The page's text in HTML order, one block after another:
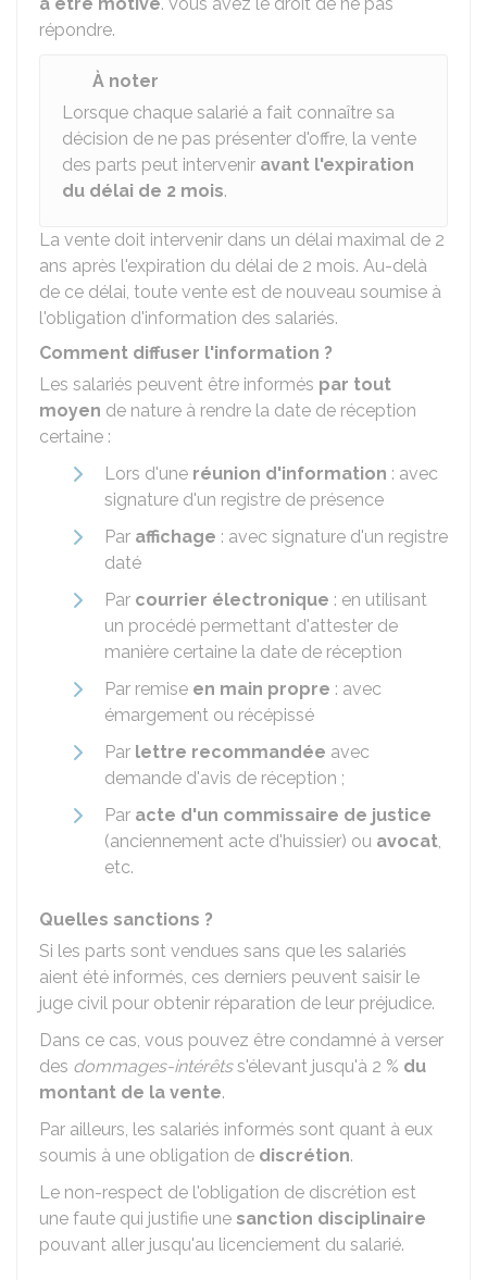
répondre.
À noter
Lorsque chaque salarié a fait connaître sa
décision de ne pas présenter d'offre, la vente
des parts peut intervenir avant l'expiration
du délai de 2 mois.
La vente doit intervenir dans un délai maximal de 2
ans après l'expiration du délai de 2 mois. Au-delà
de ce délai, toute vente est de nouveau soumise à
l'obligation d'information des salariés.
Comment diffuser l'information ?
Les salariés peuvent être informés par tout
moyen de nature à rendre la date de réception
certaine :
Lors d'une réunion d'information : avec
signature d'un registre de présence
Par affichage : avec signature d'un registre
daté
Par courrier électronique : en utilisant
un procédé permettant d'attester de
manière certaine la date de réception
Par remise en main propre : avec
émargement ou récépissé
Par lettre recommandée avec
demande d'avis de réception ;
Par acte d'un commissaire de justice
(anciennement acte d'huissier) ou avocat,
etc.
Quelles sanctions ?
Si les parts sont vendues sans que les salariés
aient été informés, ces derniers peuvent saisir le
juge civil pour obtenir réparation de leur préjudice.
Dans ce cas, vous pouvez être condamné à verser
des dommages-intérêtss'élevant jusqu'à 2 % du
montant de la vente.
Par ailleurs, les salariés informés sont quant à eux
soumis à une obligation de discrétion.
Le non-respect de l'obligation de discrétion est
une faute qui justifie une sanction disciplinaire
pouvant aller jusqu'au licenciement du salarié.